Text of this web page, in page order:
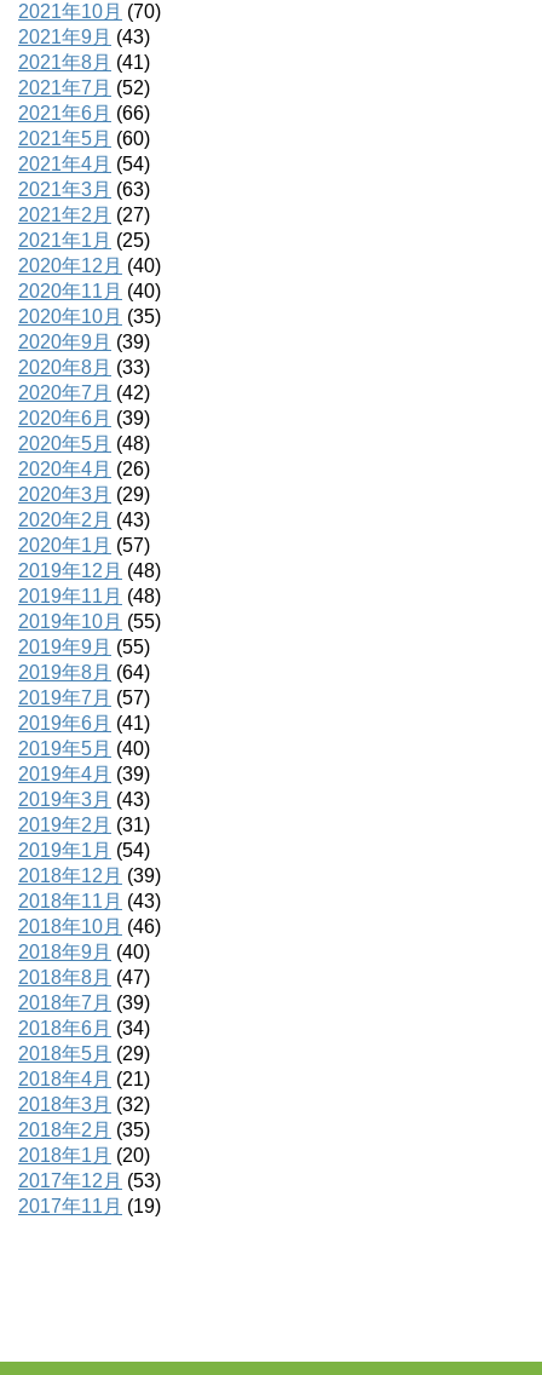
2021年10月 (70)
2021年9月 (43)
2021年8月 (41)
2021年7月 (52)
2021年6月 (66)
2021年5月 (60)
2021年4月 (54)
2021年3月 (63)
2021年2月 (27)
2021年1月 (25)
2020年12月 (40)
2020年11月 (40)
2020年10月 (35)
2020年9月 (39)
2020年8月 (33)
2020年7月 (42)
2020年6月 (39)
2020年5月 (48)
2020年4月 (26)
2020年3月 (29)
2020年2月 (43)
2020年1月 (57)
2019年12月 (48)
2019年11月 (48)
2019年10月 (55)
2019年9月 (55)
2019年8月 (64)
2019年7月 (57)
2019年6月 (41)
2019年5月 (40)
2019年4月 (39)
2019年3月 (43)
2019年2月 (31)
2019年1月 (54)
2018年12月 (39)
2018年11月 (43)
2018年10月 (46)
2018年9月 (40)
2018年8月 (47)
2018年7月 (39)
2018年6月 (34)
2018年5月 (29)
2018年4月 (21)
2018年3月 (32)
2018年2月 (35)
2018年1月 (20)
2017年12月 (53)
2017年11月 (19)